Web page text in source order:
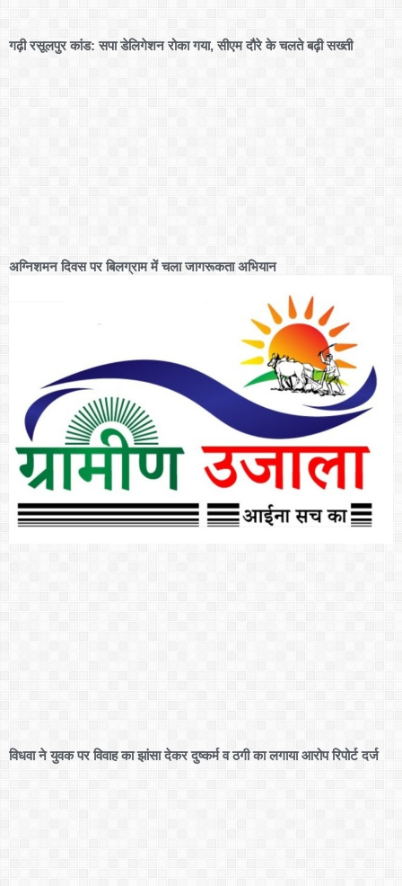
गढ़ी रसूलपुर कांड: सपा डेलिगेशन रोका गया, सीएम दौरे के चलते बढ़ी सख्ती
अग्निशमन दिवस पर बिलग्राम में चला जागरूकता अभियान
विधवा ने युवक पर विवाह का झांसा देकर दुष्कर्म व ठगी का लगाया आरोप रिपोर्ट दर्ज